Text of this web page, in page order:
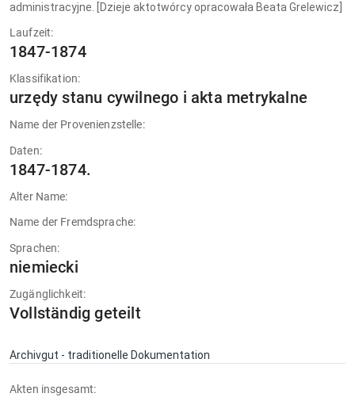
administracyjne. [Dzieje aktotwórcy opracowała Beata Grelewicz]
Laufzeit:
1847-1874
Klassifikation:
urzędy stanu cywilnego i akta metrykalne
Name der Provenienzstelle:
Daten:
1847-1874.
Alter Name:
Name der Fremdsprache:
Sprachen:
niemiecki
Zugänglichkeit:
Vollständig geteilt
Archivgut - traditionelle Dokumentation
Akten insgesamt: